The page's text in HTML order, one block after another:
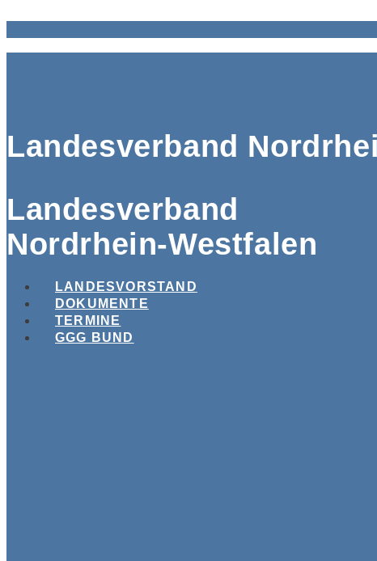
Landesverband
Landesverband
Nordrhein-Westfalen
LANDESVORSTAND
DOKUMENTE
TERMINE
GGG BUND